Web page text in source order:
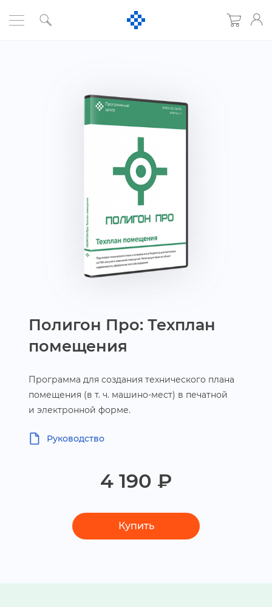
Полигон Про: Техплан
помещения
Программа для создания технического плана
помещения (в т. ч. машино-мест) в печатной
и электронной форме.
Руководство
4 190 ₽
Купить